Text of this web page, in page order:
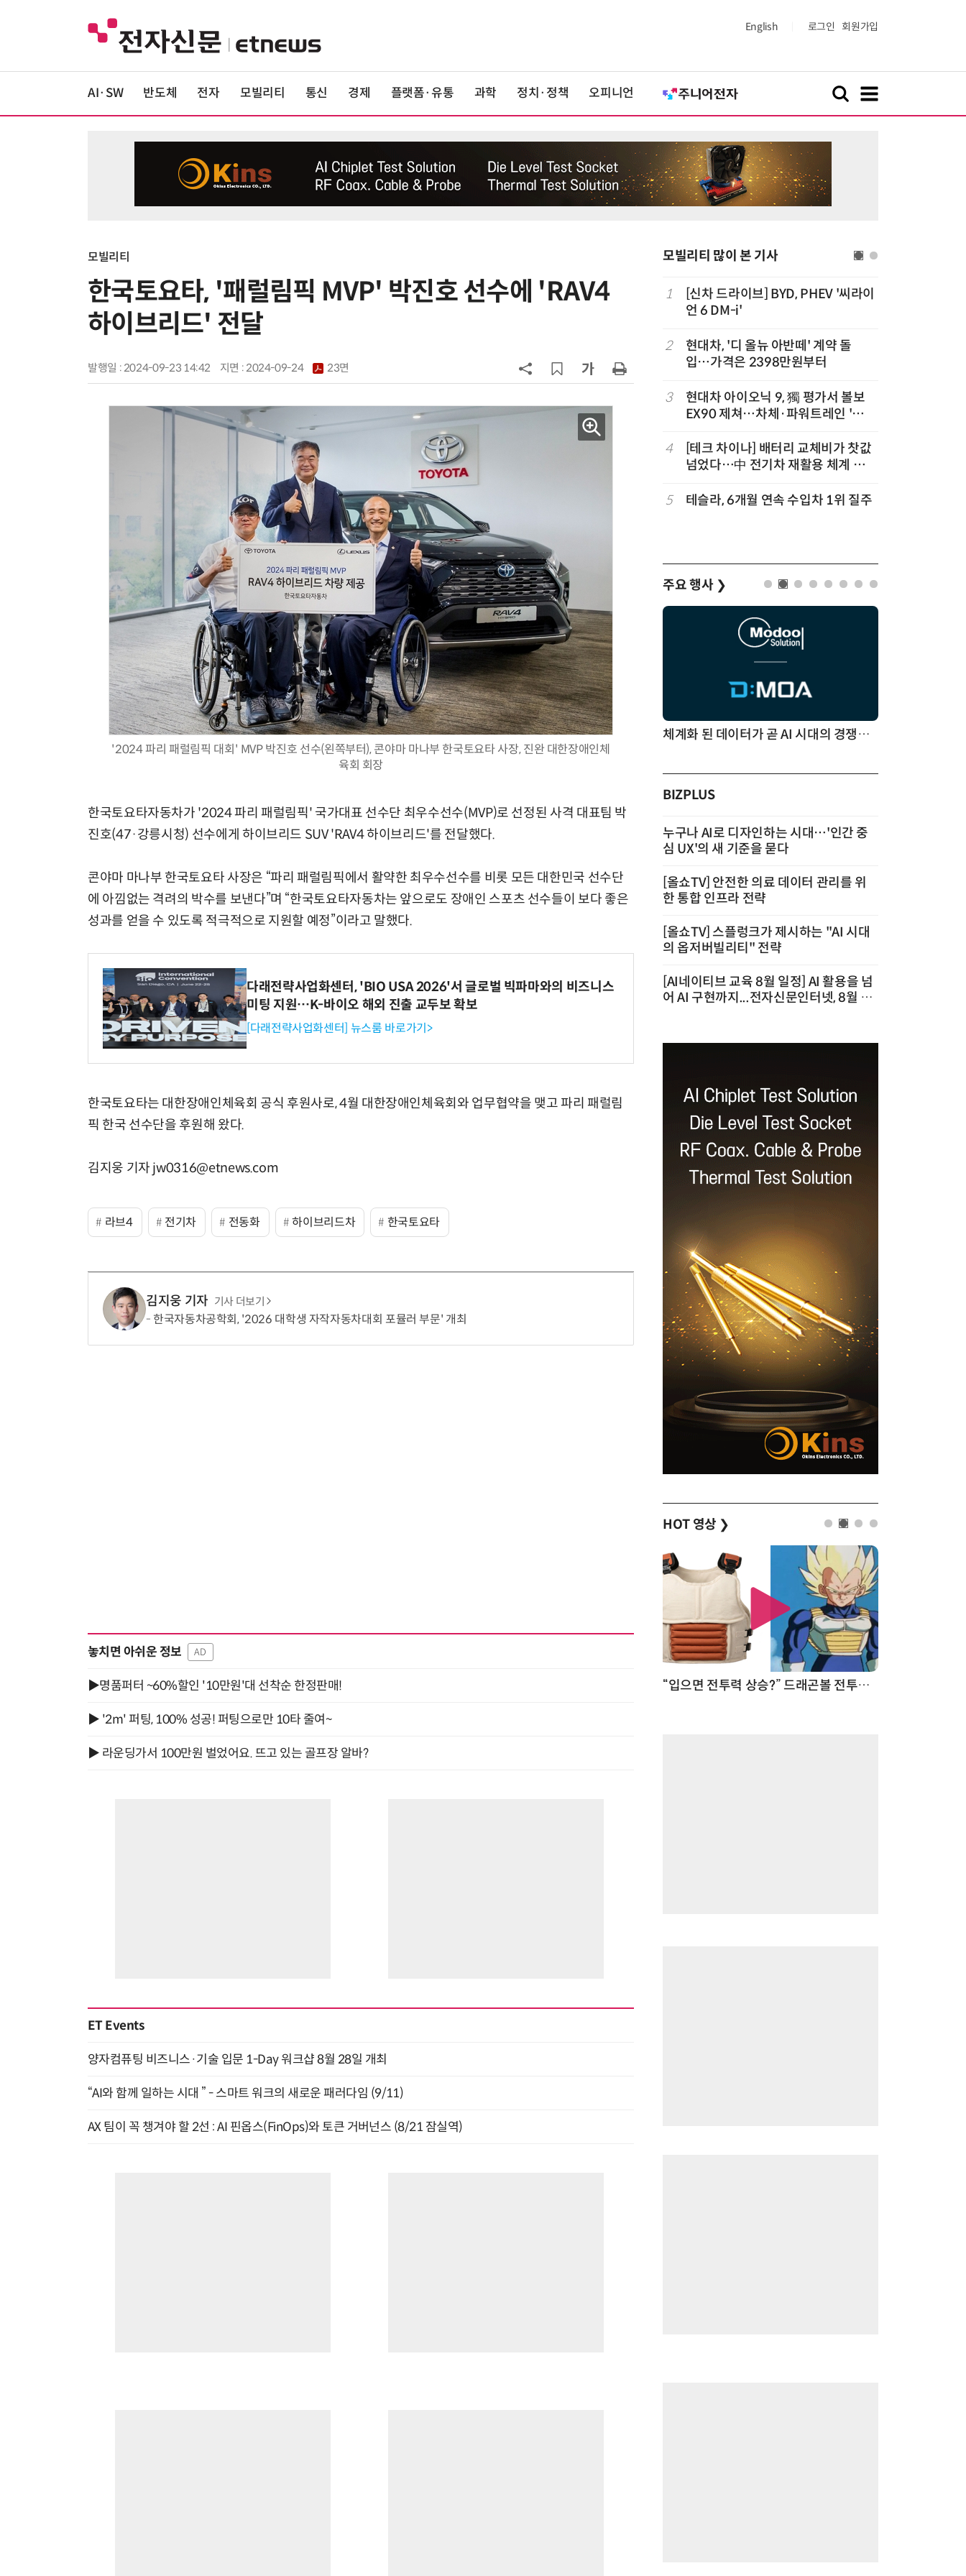
English 로그인 회원가입
AI·SW 반도체 전자 모빌리티 통신 경제 플랫폼·유통 과학 정치·정책 오피니언
모빌리티
한국토요타, '패럴림픽 MVP' 박진호 선수에 'RAV4
하이브리드' 전달
발행일 : 2024-09-23 14:42 지면 :2024-09-24 23면
'2024 파리 패럴림픽 대회' MVP 박진호 선수(왼쪽부터), 콘야마 마나부 한국토요타 사장, 진완 대한장애인체
육회 회장
한국토요타자동차가 '2024 파리 패럴림픽' 국가대표 선수단 최우수선수(MVP)로 선정된 사격 대표팀 박
진호(47·강릉시청) 선수에게 하이브리드 SUV 'RAV4 하이브리드'를 전달했다.
콘야마 마나부 한국토요타 사장은 “파리 패럴림픽에서 활약한 최우수선수를 비롯 모든 대한민국 선수단
에 아낌없는 격려의 박수를 보낸다”며 “한국토요타자동차는 앞으로도 장애인 스포츠 선수들이 보다 좋은
성과를 얻을 수 있도록 적극적으로 지원할 예정”이라고 말했다.
다래전략사업화센터, 'BIO USA 2026'서 글로벌 빅파마와의 비즈니스
미팅 지원…K-바이오 해외 진출 교두보 확보
[다래전략사업화센터] 뉴스룸 바로가기>
한국토요타는 대한장애인체육회 공식 후원사로, 4월 대한장애인체육회와 업무협약을 맺고 파리 패럴림
픽 한국 선수단을 후원해 왔다.
김지웅 기자 jw0316@etnews.com
라브4 전기차 전동화 하이브리드차 한국토요타
김지웅 기자 기사 더보기
한국자동차공학회, '2026 대학생 자작자동차대회 포뮬러 부문' 개최
놓치면 아쉬운 정보 AD
▶명품퍼터 ~60%할인 '10만원'대 선착순 한정판매!
▶ '2m' 퍼팅, 100% 성공! 퍼팅으로만 10타 줄여~
▶ 라운딩가서 100만원 벌었어요. 뜨고 있는 골프장 알바?
ET Events
양자컴퓨팅 비즈니스·기술 입문 1-Day 워크샵 8월 28일 개최
“AI와 함께 일하는 시대 ” - 스마트 워크의 새로운 패러다임 (9/11)
AX 팀이 꼭 챙겨야 할 2선 : AI 핀옵스(FinOps)와 토큰 거버넌스 (8/21 잠실역)
모빌리티 많이 본 기사
6
중국산 車 수입 1년 새 2배…獨 제치
1만마일 쏜다
9
BMW코리아, 7시리즈 등 '8월 한정
판' 3종 출시
10
에디션'
1
[신차 드라이브] BYD, PHEV '씨라이
언 6 DM-i'
2
현대차, '디 올뉴 아반떼' 계약 돌
입…가격은 2398만원부터
3
현대차 아이오닉 9, 獨 평가서 볼보
EX90 제쳐…차체·파워트레인 '우
4
[테크 차이나] 배터리 교체비가 찻값
넘었다…中 전기차 재활용 체계 시
5
테슬라, 6개월 연속 수입차 1위 질주
주요 행사 ❯
AI Native Enterprise를 지원하는 AI Ready Data 플랫폼 활용 전략 체계화 된 데이터가 곧 AI 시대의 경쟁력이다
BIZPLUS
누구나 AI로 디자인하는 시대…'인간 중
심 UX'의 새 기준을 묻다
[올쇼TV] 안전한 의료 데이터 관리를 위
한 통합 인프라 전략
[올쇼TV] 스플렁크가 제시하는 "AI 시대
의 옵저버빌리티" 전략
[AI네이티브 교육 8월 일정] AI 활용을 넘
어 AI 구현까지...전자신문인터넷, 8월 실
HOT 영상 ❯
“입으면 전투력 상승?” 드래곤볼 전투복 닮은 중량조끼